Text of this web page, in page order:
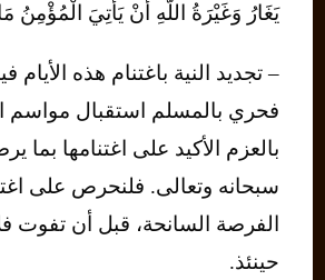
يَغَارُ وَغَيْرَةُ اللَّهِ أَنْ يَأْتِيَ الْمُؤْمِنُ
– تجديد النية باغتنام هذه الأيام
فحري بالمسلم استقبال مواسم
بالعزم الأكيد على اغتنامها بما
سبحانه وتعالى. فلنحرص على
الفرصة السانحة، قبل أن تفوت
حينئذ.